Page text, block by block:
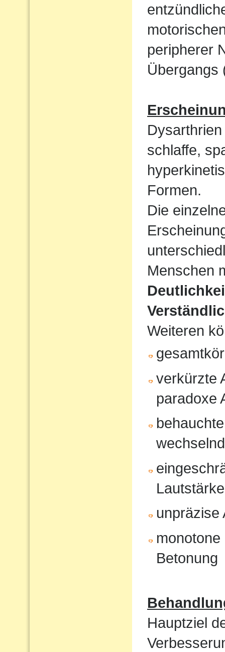
peripherer
Übergangs
schlaffe,
Formen.
Die
Menschen
Weiteren
verkürzte
paradoxe
unpräzise
Betonung
Hauptziel